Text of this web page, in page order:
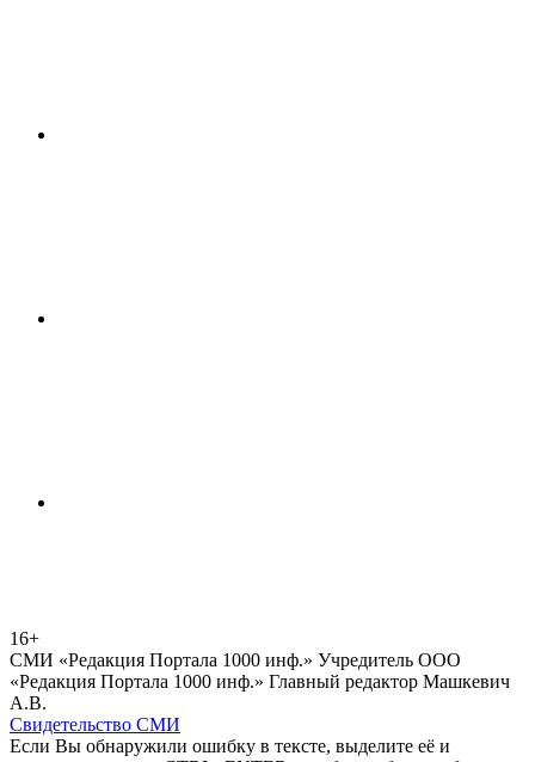
16+
СМИ «Редакция Портала 1000 инф.» Учредитель ООО
«Редакция Портала 1000 инф.» Главный редактор Машкевич
А.В.
Свидетельство СМИ
Если Вы обнаружили ошибку в тексте, выделите её и